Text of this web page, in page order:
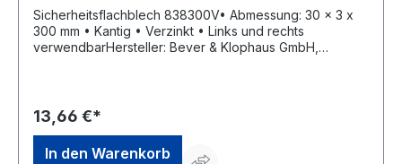
Sicherheitsflachblech 838300V• Abmessung: 30 x 3 x
300 mm • Kantig • Verzinkt • Links und rechts
verwendbarHersteller: Bever & Klophaus GmbH,
13,66 €*
In den Warenkorb